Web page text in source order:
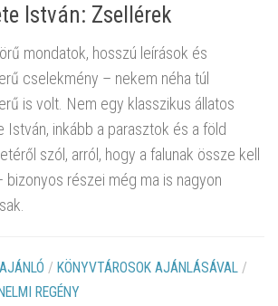
István: Zsellérek
mondatok, hosszú leírások és
cselekmény – nekem néha túl
is volt. Nem egy klasszikus állatos
István, inkább a parasztok és a föld
szól, arról, hogy a falunak össze kell
bizonyos részei még ma is nagyon
/ KÖNYVTÁROSOK AJÁNLÁSÁVAL /
REGÉNY